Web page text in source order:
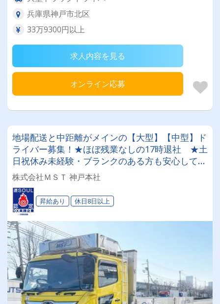
兵庫県神戸市北区
33万9300円以上
求人内容を見る
オンライン応募
地場配送と中距離がメインの【大型】【中型】ド
ライバー募集！★ほぼ残業なしの17時退社 ★土
日祝休み未経験・ブランクのある方も安心してご
応募を！！
株式会社ＭＳＴ 神戸本社
昇給あり 休日8日以上